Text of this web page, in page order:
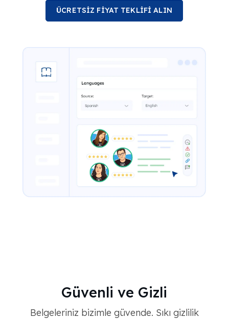
ÜCRETSİZ FİYAT TEKLİFİ ALIN
Güvenli ve Gizli
Belgeleriniz bizimle güvende. Sıkı gizlilik